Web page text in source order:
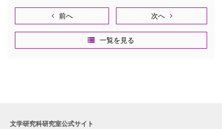
前へ
一覧を見る
次へ
文学研究科研究室公式サイト